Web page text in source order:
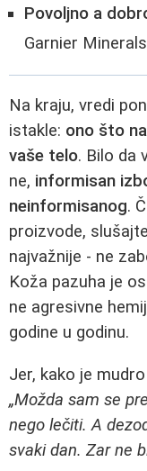
Povoljno a
Garnier Minerals
Na kraju, vredi
istakle: ono što
vaše telo. Bilo da
ne, informisan
neinformisanog.
proizvode,
najvažnije - ne
Koža pazuha je
ne agresivne
godine u godinu.
Jer, kako je
„Možda sam se
nego lečiti. A
svaki dan. Zar ne